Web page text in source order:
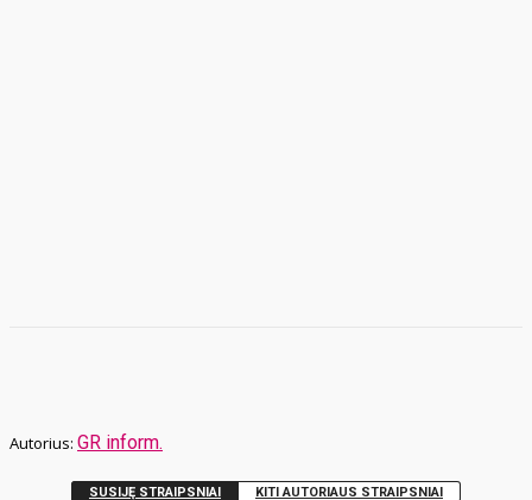
GR inform.
SUSIJĘ STRAIPSNIAI KITI AUTORIAUS STRAIPSNIAI